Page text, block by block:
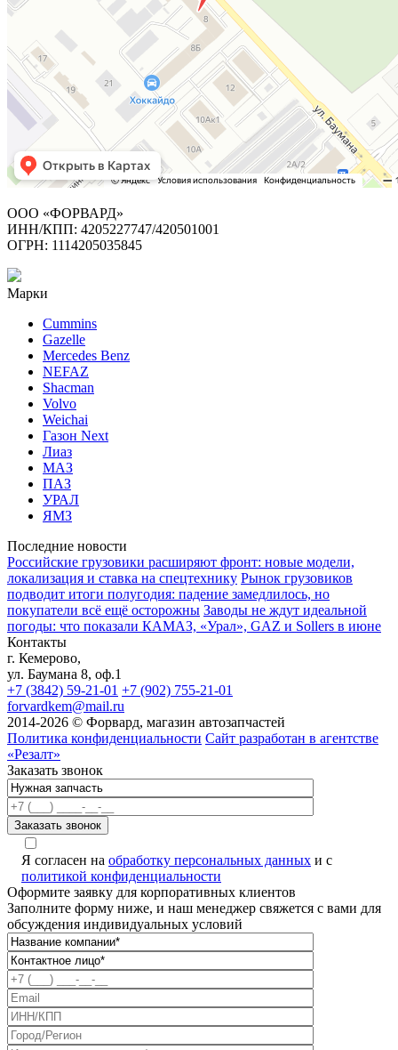
ООО «ФОРВАРД»
ИНН/КПП: 4205227747/420501001
ОГРН: 1114205035845
Марки
Cummins
Gazelle
Mercedes Benz
NEFAZ
Shacman
Volvo
Weichai
Газон Next
Лиаз
МАЗ
ПАЗ
УРАЛ
ЯМЗ
Последние новости
Российские грузовики расширяют фронт: новые модели,
локализация и ставка на спецтехнику Рынок грузовиков
подводит итоги полугодия: падение замедлилось, но
покупатели всё ещё осторожны Заводы не ждут идеальной
погоды: что показали КАМАЗ, «Урал», GAZ и Sollers в июне
Контакты
г. Кемерово,
ул. Баумана 8, оф.1
+7 (3842) 59-21-01 +7 (902) 755-21-01
forvardkem@mail.ru
2014-2026 © Форвард, магазин автозапчастей
Политика конфиденциальности Сайт разработан в агентстве
«Резалт»
Заказать звонок
Я согласен на обработку персональных данных и с
политикой конфиденциальности
Оформите заявку для корпоративных клиентов
Заполните форму ниже, и наш менеджер свяжется с вами для
обсуждения индивидуальных условий